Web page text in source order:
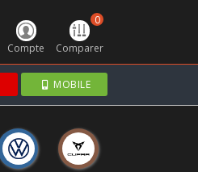
Compte
0
Comparer
MOBILE